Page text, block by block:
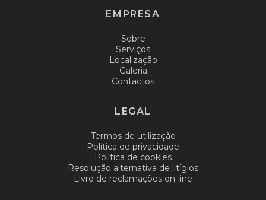
EMPRESA
Sobre
Serviços
Localização
Galeria
Contactos
LEGAL
Termos de utilização
Política de privacidade
Política de cookies
Resolução alternativa de litígios
Livro de reclamações on-line